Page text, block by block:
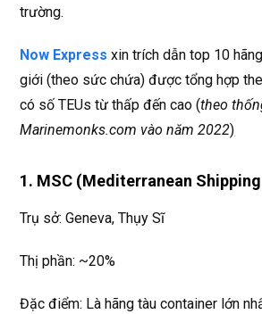
trường.
Now Express xin trích dẫn top 10
giới (theo sức chứa) được tổng hợp
có số TEUs từ thấp đến cao (theo
Marinemonks.com vào năm 2022)
1. MSC (Mediterranean
Trụ sở: Geneva, Thụy Sĩ
Thị phần: ~20%
Đặc điểm: Là hãng tàu container lớn